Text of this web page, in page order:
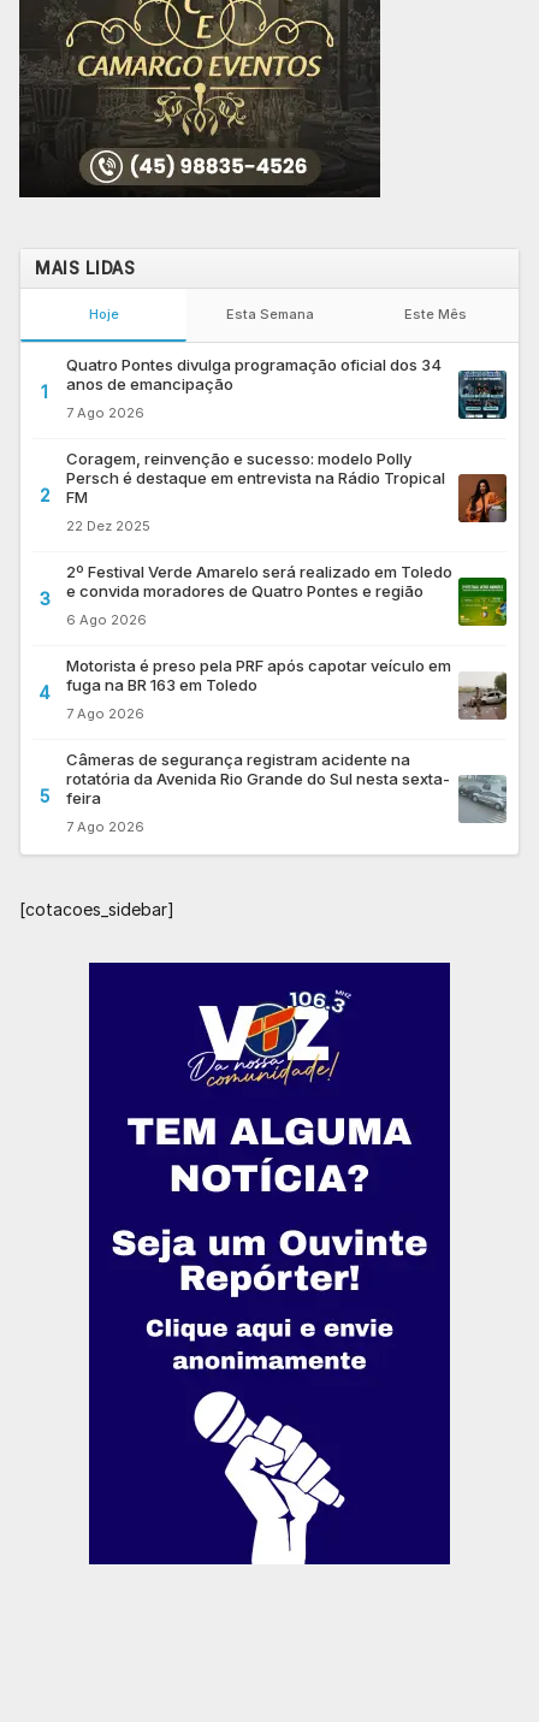
MAIS LIDAS
Hoje Esta Semana Este Mês
1
Quatro Pontes divulga programação oficial dos 34
anos de emancipação
7 Ago 2026
2
Coragem, reinvenção e sucesso: modelo Polly
Persch é destaque em entrevista na Rádio Tropical
FM
22 Dez 2025
3
2º Festival Verde Amarelo será realizado em Toledo
e convida moradores de Quatro Pontes e região
6 Ago 2026
4
Motorista é preso pela PRF após capotar veículo em
fuga na BR 163 em Toledo
7 Ago 2026
5
Câmeras de segurança registram acidente na
rotatória da Avenida Rio Grande do Sul nesta sexta-
feira
7 Ago 2026
[cotacoes_sidebar]